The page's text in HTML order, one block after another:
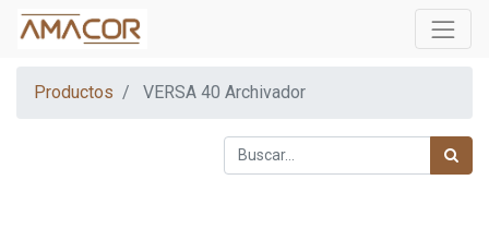
Productos VERSA 40 Archivador